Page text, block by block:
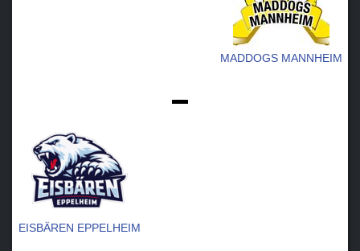
MADDOGS MANNHEIM
-
EISBÄREN EPPELHEIM